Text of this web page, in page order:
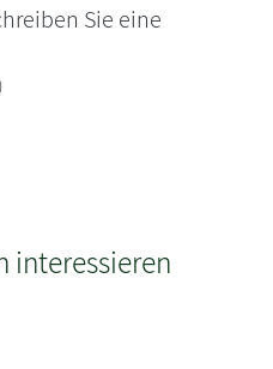
Sie eine
interessieren